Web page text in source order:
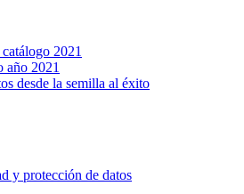
2021
2021
desde la semilla al éxito
y protección de datos